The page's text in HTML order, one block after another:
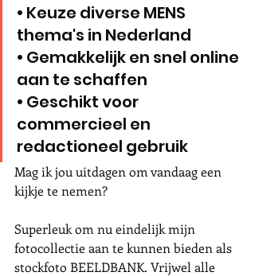
• Keuze diverse MENS
thema's in Nederland
• Gemakkelijk en snel online
aan te schaffen
• Geschikt voor
commercieel en
redactioneel gebruik
Mag ik jou uitdagen om vandaag een
kijkje te nemen?
Superleuk om nu eindelijk mijn
fotocollectie aan te kunnen bieden als
stockfoto BEELDBANK. Vrijwel alle